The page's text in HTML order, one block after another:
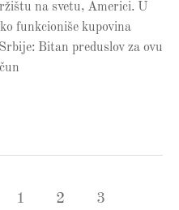
na svetu, Americi. U
funkcioniše kupovina
Bitan preduslov za ovu
1 2 3